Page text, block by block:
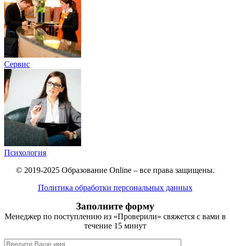
Сервис
Психология
© 2019-2025 Образование Online – все права защищены.
Политика обработки персональных данных
Заполните форму
Менеджер по поступлению из «Проверили» свяжется с вами в
течение 15 минут